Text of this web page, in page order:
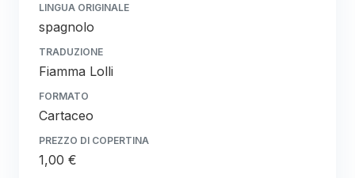
LINGUA ORIGINALE
spagnolo
TRADUZIONE
Fiamma Lolli
FORMATO
Cartaceo
PREZZO DI COPERTINA
1,00 €